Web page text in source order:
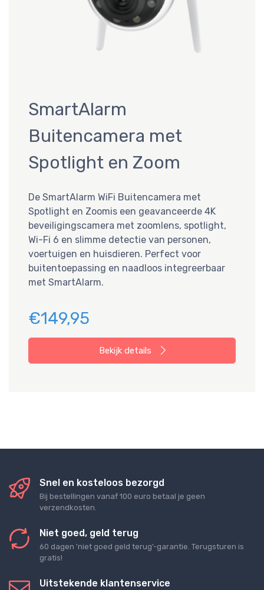
SmartAlarm
Buitencamera met
Spotlight en Zoom
De SmartAlarm WiFi Buitencamera met
Spotlight en Zoomis een geavanceerde 4K
beveiligingscamera met zoomlens, spotlight,
Wi-Fi 6 en slimme detectie van personen,
voertuigen en huisdieren. Perfect voor
buitentoepassing en naadloos integreerbaar
met SmartAlarm.
€149,95
Bekijk details
Snel en kosteloos bezorgd
Bij bestellingen vanaf 100 euro betaal je geen
verzendkosten.
Niet goed, geld terug
60 dagen 'niet goed geld terug'-garantie. Terugsturen is
gratis!
Uitstekende klantenservice